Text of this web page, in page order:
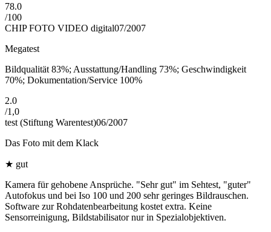
78.0
/100
CHIP FOTO VIDEO digital07/2007
Megatest
Bildqualität 83%; Ausstattung/Handling 73%; Geschwindigkeit
70%; Dokumentation/Service 100%
2.0
/1,0
test (Stiftung Warentest)06/2007
Das Foto mit dem Klack
★ gut
Kamera für gehobene Ansprüche. "Sehr gut" im Sehtest, "guter"
Autofokus und bei Iso 100 und 200 sehr geringes Bildrauschen.
Software zur Rohdatenbearbeitung kostet extra. Keine
Sensorreinigung, Bildstabilisator nur in Spezialobjektiven.